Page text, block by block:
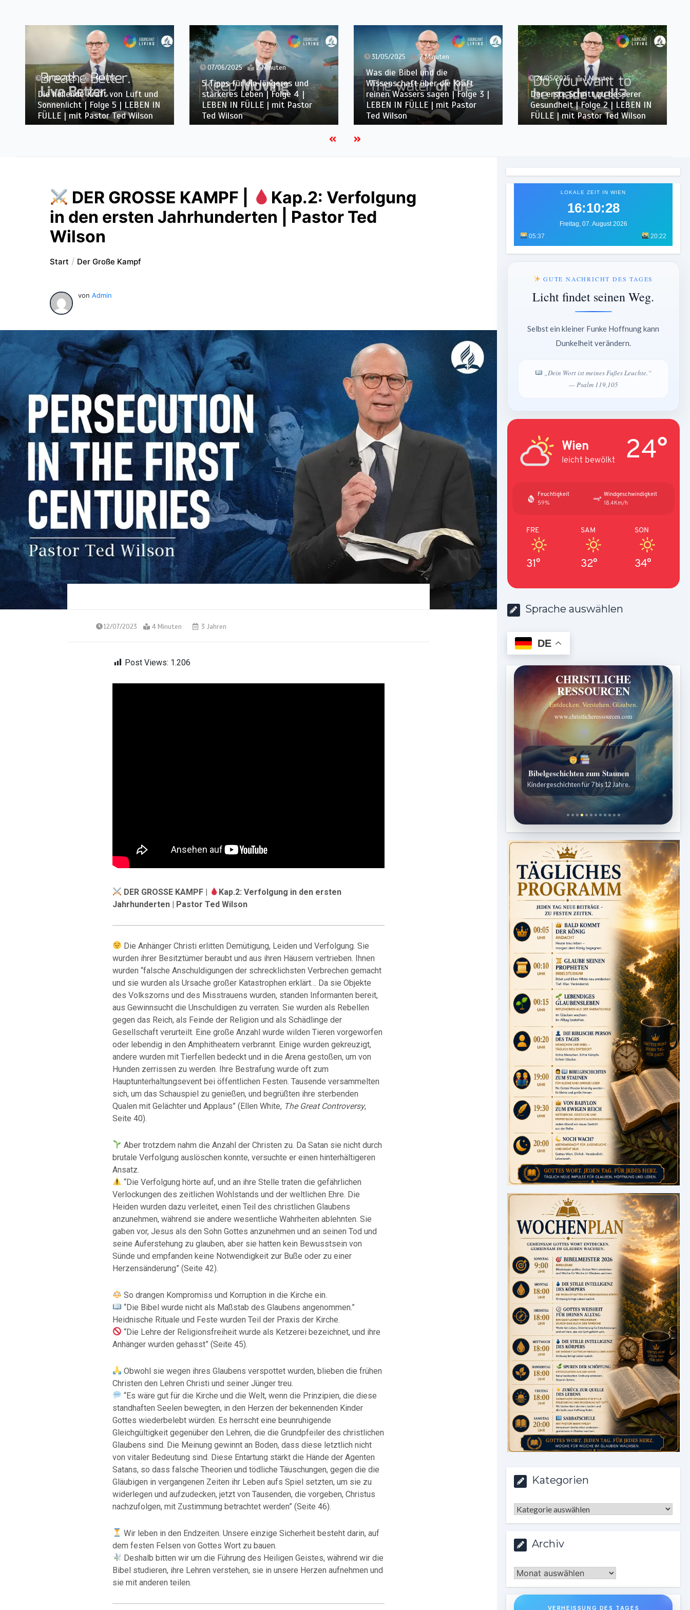
07/06/2025 2 Minuten
5 Tipps für ein längeres und
stärkeres Leben | Folge 4 |
LEBEN IN FÜLLE | mit Pastor
Ted Wilson
31/05/2025 2 Minuten
Was die Bibel und die
Wissenschaft über die Kraft
reinen Wassers sagen | Folge 3 |
LEBEN IN FÜLLE | mit Pastor
Ted Wilson
24/05/2025 1 Minute
Der erste Schritt zu besserer
Gesundheit | Folge 2 | LEBEN IN
FÜLLE | mit Pastor Ted Wilson
24/05/2025 2 Minuten
Entdecke den Bauplan der Bibel
für ein gesundes Leben | Folge 1
| LEBEN IN FÜLLE | mit Pastor
Ted Wilson
DER GROSSE KAMPF |
Kap.2: Verfolgung
in den ersten Jahrhunderten | Pastor Ted
Wilson
Start Der Große Kampf
von Admin
12/07/2023 4 Minuten 3 Jahren
Post Views: 1.206
DER GROSSE KAMPF |
Kap.2: Verfolgung in den ersten
Jahrhunderten | Pastor Ted Wilson
Die Anhänger Christi erlitten Demütigung, Leiden und Verfolgung. Sie
wurden ihrer Besitztümer beraubt und aus ihren Häusern vertrieben. Ihnen
wurden “falsche Anschuldigungen der schrecklichsten Verbrechen gemacht
und sie wurden als Ursache großer Katastrophen erklärt… Da sie Objekte
des Volkszorns und des Misstrauens wurden, standen Informanten bereit,
aus Gewinnsucht die Unschuldigen zu verraten. Sie wurden als Rebellen
gegen das Reich, als Feinde der Religion und als Schädlinge der
Gesellschaft verurteilt. Eine große Anzahl wurde wilden Tieren vorgeworfen
oder lebendig in den Amphitheatern verbrannt. Einige wurden gekreuzigt,
andere wurden mit Tierfellen bedeckt und in die Arena gestoßen, um von
Hunden zerrissen zu werden. Ihre Bestrafung wurde oft zum
Hauptunterhaltungsevent bei öffentlichen Festen. Tausende versammelten
sich, um das Schauspiel zu genießen, und begrüßten ihre sterbenden
Qualen mit Gelächter und Applaus” (Ellen White, The Great Controversy,
Seite 40).
Aber trotzdem nahm die Anzahl der Christen zu. Da Satan sie nicht durch
brutale Verfolgung auslöschen konnte, versuchte er einen hinterhältigeren
Ansatz.
“Die Verfolgung hörte auf, und an ihre Stelle traten die gefährlichen
Verlockungen des zeitlichen Wohlstands und der weltlichen Ehre. Die
Heiden wurden dazu verleitet, einen Teil des christlichen Glaubens
anzunehmen, während sie andere wesentliche Wahrheiten ablehnten. Sie
gaben vor, Jesus als den Sohn Gottes anzunehmen und an seinen Tod und
seine Auferstehung zu glauben, aber sie hatten kein Bewusstsein von
Sünde und empfanden keine Notwendigkeit zur Buße oder zu einer
Herzensänderung” (Seite 42).
So drangen Kompromiss und Korruption in die Kirche ein.
“Die Bibel wurde nicht als Maßstab des Glaubens angenommen.”
Heidnische Rituale und Feste wurden Teil der Praxis der Kirche.
“Die Lehre der Religionsfreiheit wurde als Ketzerei bezeichnet, und ihre
Anhänger wurden gehasst” (Seite 45).
Obwohl sie wegen ihres Glaubens verspottet wurden, blieben die frühen
Christen den Lehren Christi und seiner Jünger treu.
“Es wäre gut für die Kirche und die Welt, wenn die Prinzipien, die diese
standhaften Seelen bewegten, in den Herzen der bekennenden Kinder
Gottes wiederbelebt würden. Es herrscht eine beunruhigende
Gleichgültigkeit gegenüber den Lehren, die die Grundpfeiler des christlichen
Glaubens sind. Die Meinung gewinnt an Boden, dass diese letztlich nicht
von vitaler Bedeutung sind. Diese Entartung stärkt die Hände der Agenten
Satans, so dass falsche Theorien und tödliche Täuschungen, gegen die die
Gläubigen in vergangenen Zeiten ihr Leben aufs Spiel setzten, um sie zu
widerlegen und aufzudecken, jetzt von Tausenden, die vorgeben, Christus
nachzufolgen, mit Zustimmung betrachtet werden” (Seite 46).
Wir leben in den Endzeiten. Unsere einzige Sicherheit besteht darin, auf
dem festen Felsen von Gottes Wort zu bauen.
Deshalb bitten wir um die Führung des Heiligen Geistes, während wir die
Bibel studieren, ihre Lehren verstehen, sie in unsere Herzen aufnehmen und
sie mit anderen teilen.
LOKALE ZEIT IN WIEN
16:10:30
Freitag, 07. August 2026
05:37
20:22
GUTE NACHRICHT DES TAGES
Licht findet seinen Weg.
Selbst ein kleiner Funke Hoffnung kann
Dunkelheit verändern.
„Dein Wort ist meines Fußes Leuchte.“
— Psalm 119,105
Wien
leicht bewölkt 24°
Feuchtigkeit
59%
Windgeschwindigkeit
18.4Km/h
FRE
31°
SAM
32°
SON
34°
Sprache auswählen
DE
CHRISTLICHE
RESSOURCEN
Entdecken. Verstehen. Glauben.
www.christlicheressourcen.com
Bibelgeschichten zum Staunen
Kindergeschichten für 7 bis 12 Jahre.
Kategorien
Kategorien
Archiv
Archiv
VERHEISSUNG DES TAGES